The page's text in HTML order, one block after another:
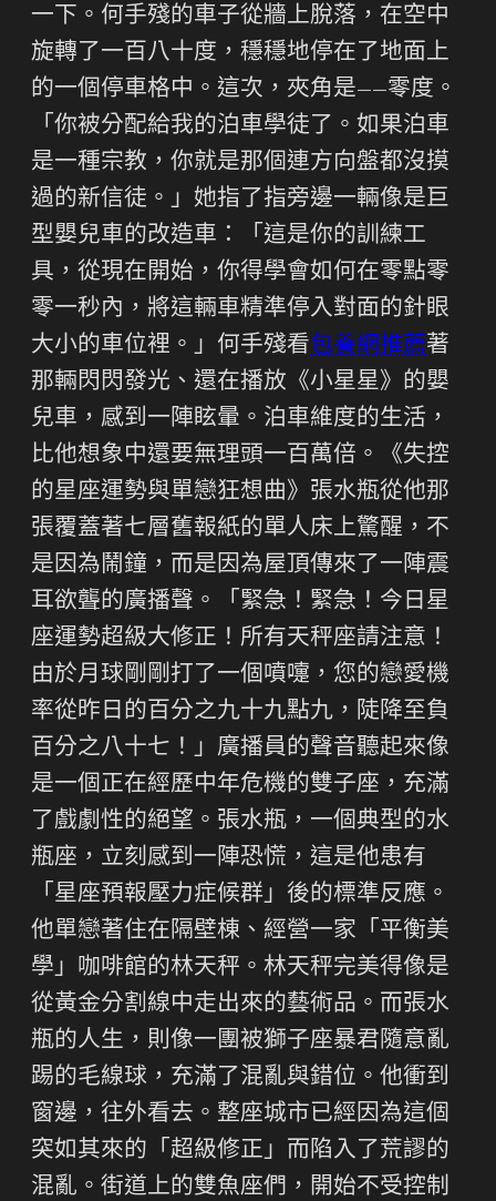
一下。何手殘的車子從牆上脫落，在空中
旋轉了一百八十度，穩穩地停在了地面上
的一個停車格中。這次，夾角是——零度。
「你被分配給我的泊車學徒了。如果泊車
是一種宗教，你就是那個連方向盤都沒摸
過的新信徒。」她指了指旁邊一輛像是巨
型嬰兒車的改造車：「這是你的訓練工
具，從現在開始，你得學會如何在零點零
零一秒內，將這輛車精準停入對面的針眼
大小的車位裡。」何手殘看包養網推薦著
那輛閃閃發光、還在播放《小星星》的嬰
兒車，感到一陣眩暈。泊車維度的生活，
比他想象中還要無理頭一百萬倍。《失控
的星座運勢與單戀狂想曲》張水瓶從他那
張覆蓋著七層舊報紙的單人床上驚醒，不
是因為鬧鐘，而是因為屋頂傳來了一陣震
耳欲聾的廣播聲。「緊急！緊急！今日星
座運勢超級大修正！所有天秤座請注意！
由於月球剛剛打了一個噴嚏，您的戀愛機
率從昨日的百分之九十九點九，陡降至負
百分之八十七！」廣播員的聲音聽起來像
是一個正在經歷中年危機的雙子座，充滿
了戲劇性的絕望。張水瓶，一個典型的水
瓶座，立刻感到一陣恐慌，這是他患有
「星座預報壓力症候群」後的標準反應。
他單戀著住在隔壁棟、經營一家「平衡美
學」咖啡館的林天秤。林天秤完美得像是
從黃金分割線中走出來的藝術品。而張水
瓶的人生，則像一團被獅子座暴君隨意亂
踢的毛線球，充滿了混亂與錯位。他衝到
窗邊，往外看去。整座城市已經因為這個
突如其來的「超級修正」而陷入了荒謬的
混亂。街道上的雙魚座們，開始不受控制